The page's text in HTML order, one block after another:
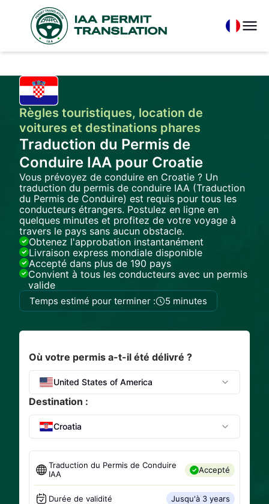
Règles touristiques, location de
voitures et destinations phares
Traduction du Permis de
Conduire IAA pour Croatie
Vous prévoyez de conduire en Croatie ? Un
traduction du permis de conduire IAA (Traduction
du Permis de Conduire) est requis pour tous les
conducteurs étrangers. Postulez en ligne en
quelques minutes et profitez de votre voyage à
travers le pays sans aucun obstacle.
Obtenez l'approbation instantanément
Livraison express mondiale disponible
Accepté dans plus de 190 pays
Convient à tous les conducteurs avec un permis
valide
Temps estimé pour terminer : 5 minutes
Où votre permis a-t-il été délivré ?
United States of America
Destination :
Croatia
Traduction du Permis de Conduire
IAA
Accepté
Durée de validité Jusqu'à 3 years